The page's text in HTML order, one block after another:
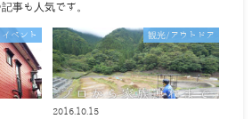
事も人気です。
イベント 観光/アウトドア
2016.10.15